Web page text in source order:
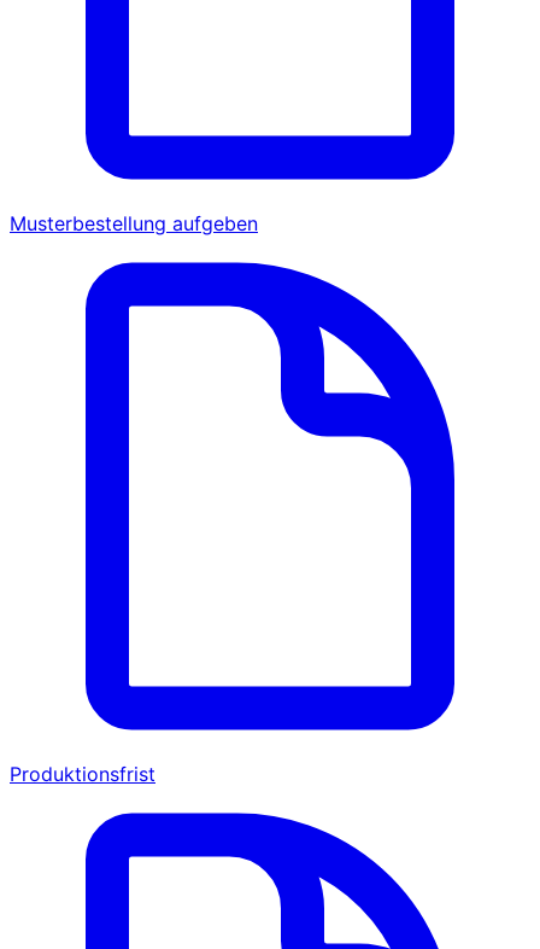
Musterbestellung aufgeben
Produktionsfrist